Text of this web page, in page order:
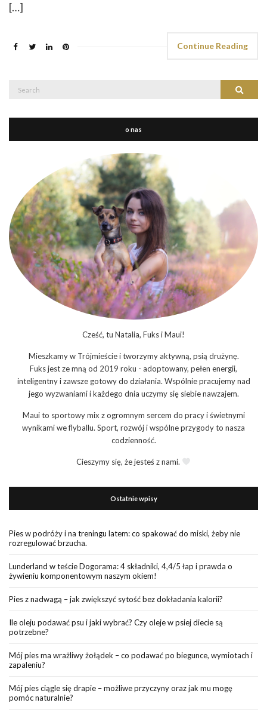
[…]
Continue Reading
Search
Search
o nas
Cześć, tu Natalia, Fuks i Maui!
Mieszkamy w Trójmieście i tworzymy aktywną, psią drużynę.
Fuks jest ze mną od 2019 roku - adoptowany, pełen energii,
inteligentny i zawsze gotowy do działania. Wspólnie pracujemy nad
jego wyzwaniami i każdego dnia uczymy się siebie nawzajem.
Maui to sportowy mix z ogromnym sercem do pracy i świetnymi
wynikami we flyballu. Sport, rozwój i wspólne przygody to nasza
codzienność.
Cieszymy się, że jesteś z nami.
Ostatnie wpisy
Pies w podróży i na treningu latem: co spakować do miski, żeby nie
rozregulować brzucha.
Lunderland w teście Dogorama: 4 składniki, 4,4/5 łap i prawda o
żywieniu komponentowym naszym okiem!
Pies z nadwagą – jak zwiększyć sytość bez dokładania kalorii?
Ile oleju podawać psu i jaki wybrać? Czy oleje w psiej diecie są
potrzebne?
Mój pies ma wrażliwy żołądek – co podawać po biegunce, wymiotach i
zapaleniu?
Mój pies ciągle się drapie – możliwe przyczyny oraz jak mu mogę
pomóc naturalnie?